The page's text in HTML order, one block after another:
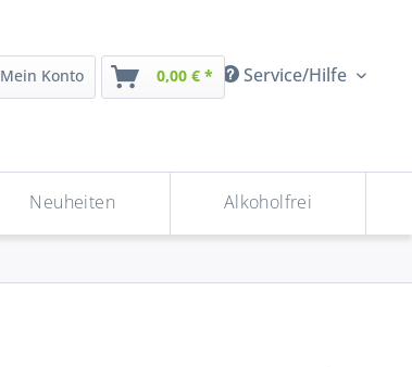
Service/Hilfe
Mein Konto 0,00 € *
Neuheiten Alkoholfrei